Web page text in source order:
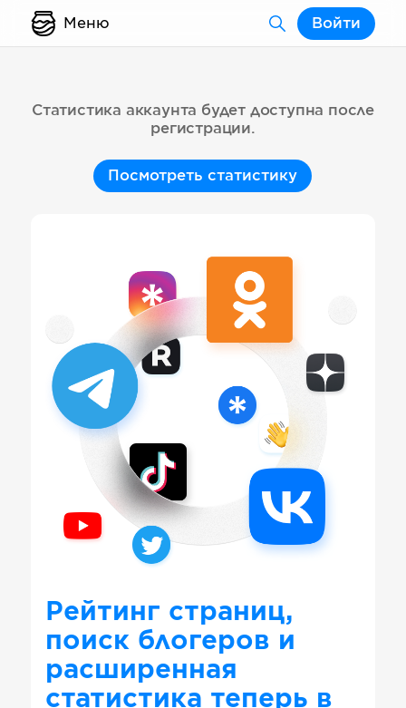
Меню Войти
Статистика аккаунта будет доступна после
регистрации.
Посмотреть статистику
Рейтинг страниц,
поиск блогеров и
расширенная
статистика теперь в